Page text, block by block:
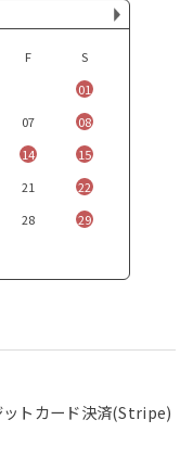
F
S
01
07
08
14
15
21
22
28
29
ットカード決済(Stripe)